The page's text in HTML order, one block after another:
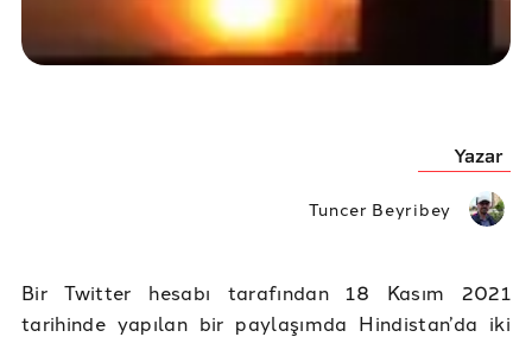
Yazar
Tuncer Beyribey
Bir Twitter hesabı tarafından 18 Kasım 2021
tarihinde yapılan bir paylaşımda Hindistan’da iki